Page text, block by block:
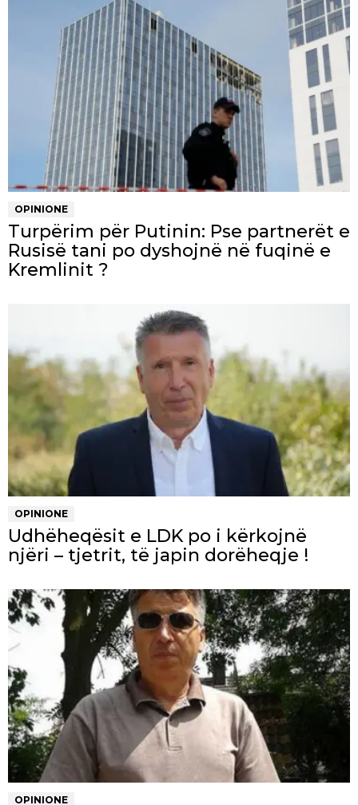
OPINIONE
Turpërim për Putinin: Pse partnerët e
Rusisë tani po dyshojnë në fuqinë e
Kremlinit ?
OPINIONE
Udhëheqësit e LDK po i kërkojnë
njëri – tjetrit, të japin dorëheqje !
OPINIONE